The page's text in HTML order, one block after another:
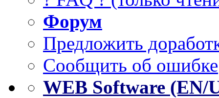
Форум
Предложить
Сообщить об ошибке
WEB Software (EN/